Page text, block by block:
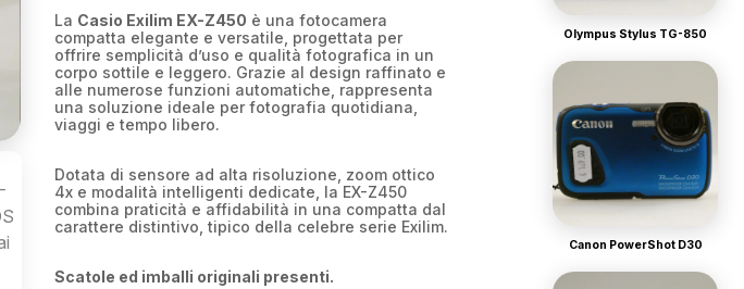
La Casio Exilim EX-Z450 è una fotocamera
compatta elegante e versatile, progettata per
offrire semplicità d’uso e qualità fotografica in un
corpo sottile e leggero. Grazie al design raffinato e
alle numerose funzioni automatiche, rappresenta
una soluzione ideale per fotografia quotidiana,
viaggi e tempo libero.
Dotata di sensore ad alta risoluzione, zoom ottico
4x e modalità intelligenti dedicate, la EX-Z450
combina praticità e affidabilità in una compatta dal
carattere distintivo, tipico della celebre serie Exilim.
Scatole ed imballi originali presenti.
Olympus Stylus TG-850
Canon PowerShot D30